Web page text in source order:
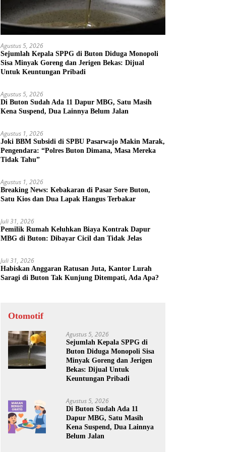
Agustus 5, 2026
Sejumlah Kepala SPPG di Buton Diduga Monopoli
Sisa Minyak Goreng dan Jerigen Bekas: Dijual
Untuk Keuntungan Pribadi
Agustus 5, 2026
Di Buton Sudah Ada 11 Dapur MBG, Satu Masih
Kena Suspend, Dua Lainnya Belum Jalan
Agustus 1, 2026
Joki BBM Subsidi di SPBU Pasarwajo Makin Marak,
Pengendara: “Polres Buton Dimana, Masa Mereka
Tidak Tahu”
Agustus 1, 2026
Breaking News: Kebakaran di Pasar Sore Buton,
Satu Kios dan Dua Lapak Hangus Terbakar
Juli 31, 2026
Pemilik Rumah Keluhkan Biaya Kontrak Dapur
MBG di Buton: Dibayar Cicil dan Tidak Jelas
Juli 31, 2026
Habiskan Anggaran Ratusan Juta, Kantor Lurah
Saragi di Buton Tak Kunjung Ditempati, Ada Apa?
Otomotif
Agustus 5, 2026
Sejumlah Kepala SPPG di
Buton Diduga Monopoli Sisa
Minyak Goreng dan Jerigen
Bekas: Dijual Untuk
Keuntungan Pribadi
Agustus 5, 2026
Di Buton Sudah Ada 11
Dapur MBG, Satu Masih
Kena Suspend, Dua Lainnya
Belum Jalan